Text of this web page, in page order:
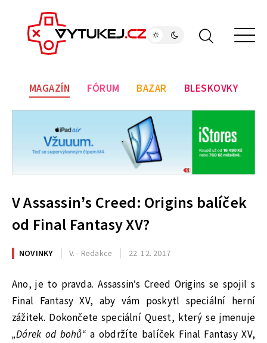
MAGAZÍN FÓRUM BAZAR BLESKOVKY
V Assassin’s Creed: Origins balíček
od Final Fantasy XV?
NOVINKY V. - Redakce 22. 12. 2017
Ano, je to pravda. Assassin’s Creed Origins se spojil s
Final Fantasy XV, aby vám poskytl speciální herní
zážitek. Dokončete speciální Quest, který se jmenuje
„Dárek od bohů“ a obdržíte balíček Final Fantasy XV,